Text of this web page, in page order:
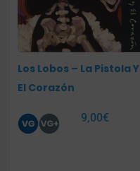
Los Lobos – La Pistola Y
El Corazón
9,00€